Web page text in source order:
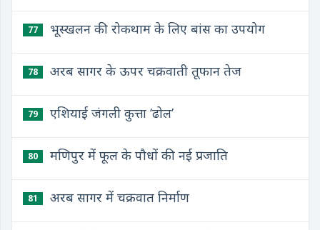
77 भूस्खलन की रोकथाम के लिए बांस का उपयोग
78 अरब सागर के ऊपर चक्रवाती तूफान तेज
79 एशियाई जंगली कुत्ता ‘ढोल’
80 मणिपुर में फूल के पौधों की नई प्रजाति
81 अरब सागर में चक्रवात निर्माण